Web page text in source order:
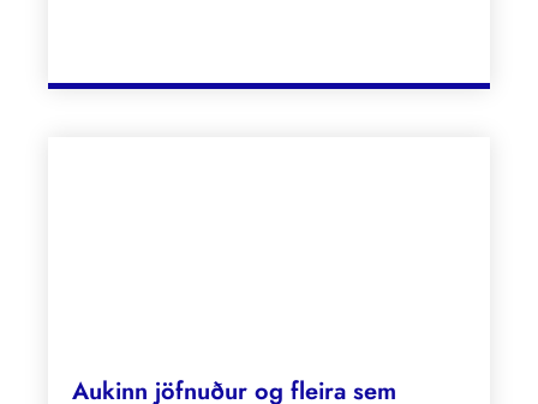
Aukinn jöfnuður og fleira sem